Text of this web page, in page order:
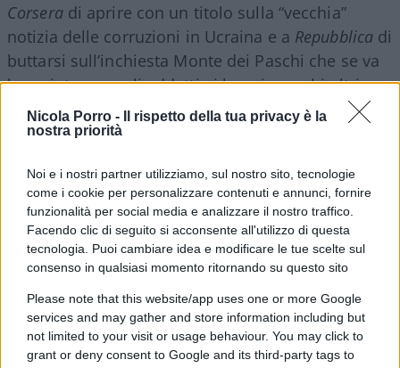
Nicola Porro -
Il rispetto della tua privacy è la
nostra priorità
Noi e i nostri partner utilizziamo, sul nostro sito, tecnologie
come i cookie per personalizzare contenuti e annunci, fornire
funzionalità per social media e analizzare il nostro traffico.
Facendo clic di seguito si acconsente all'utilizzo di questa
tecnologia. Puoi cambiare idea e modificare le tue scelte sul
consenso in qualsiasi momento ritornando su questo sito
Please note that this website/app uses one or more Google
services and may gather and store information including but
not limited to your visit or usage behaviour. You may click to
grant or deny consent to Google and its third-party tags to
Corseradi aprire con un titolo sulla “vecchia”
notizia delle corruzioni in Ucraina e a Repubblica di
buttarsi sull’inchiesta Monte dei Paschi che se va
bene interessa gli addetti ai lavori e pochi altri.
Più spazio sullaStampa , come è ovvio che sia, la
quale tuttavia non ha dedicato al fattaccio il
aspettati. Perché? Eppure le folli frasi di Albanese
sul “monito” ai cronisti avrebbero giustificato di
ricavalcare la vicenda senza indugi. Possibile che,
trattandosi di Pro Pal e attivisti dei centri sociali,
di quello stessoAskatasuna così coccolato dal
Comune(che vuole “legalizzarlo”) e dagli
intellettuali benpensanti, le redazioni alla fine
abbiano deciso di non picchiare duro?